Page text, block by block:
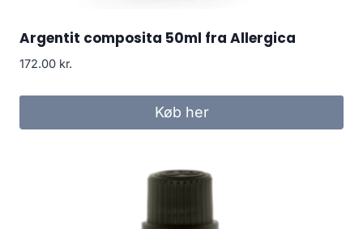
Argentit composita 50ml fra Allergica
172.00 kr.
Køb her